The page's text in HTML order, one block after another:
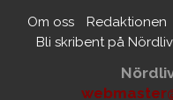
Om oss Redaktionen
Bli skribent på Nördliv